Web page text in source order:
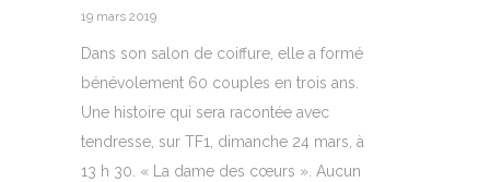
19 mars 2019
Dans son salon de coiffure, elle a formé
bénévolement 60 couples en trois ans.
Une histoire qui sera racontée avec
tendresse, sur TF1, dimanche 24 mars, à
13 h 30. « La dame des cœurs ». Aucun